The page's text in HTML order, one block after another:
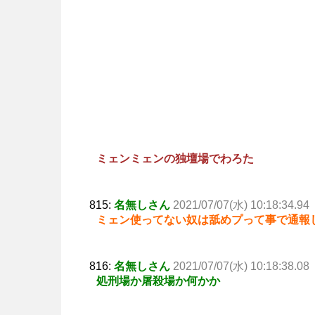
ミェンミェンの独壇場でわろた
815: 名無しさん 2021/07/07(水) 10:18:34.94
ミェン使ってない奴は舐めプって事で通報
816: 名無しさん 2021/07/07(水) 10:18:38.08
処刑場か屠殺場か何かか